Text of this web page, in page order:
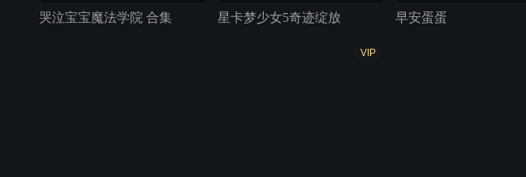
哭泣宝宝魔法学院 合集 星卡梦少女5奇迹绽放 早安蛋蛋
VIP